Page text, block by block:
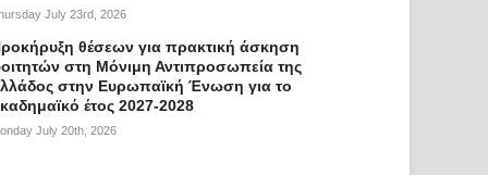
July 23rd, 2026
θέσεων για πρακτική άσκηση
στη Μόνιμη Αντιπροσωπεία της
στην Ευρωπαϊκή Ένωση για το
έτος 2027-2028
July 20th, 2026